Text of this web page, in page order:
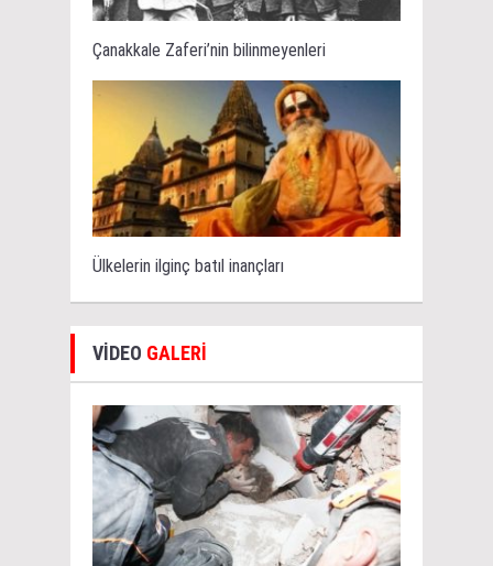
Çanakkale Zaferi’nin bilinmeyenleri
Ülkelerin ilginç batıl inançları
VİDEO GALERİ